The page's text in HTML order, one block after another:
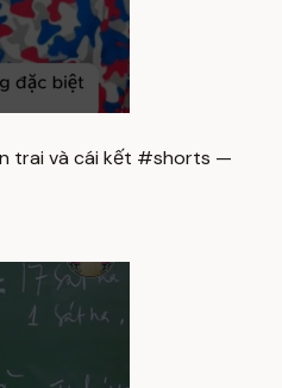
trai và cái kết #shorts —